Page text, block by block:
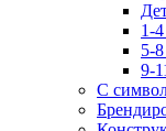
1-
5-
9-
С